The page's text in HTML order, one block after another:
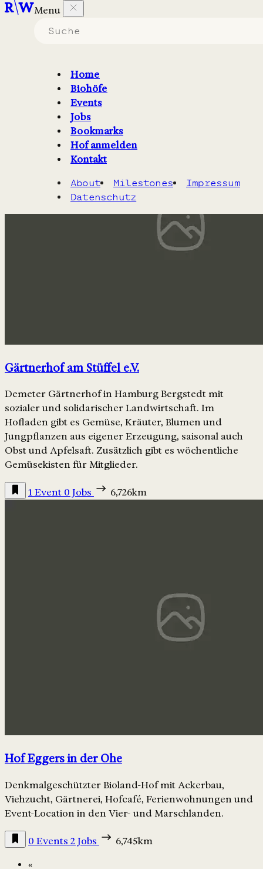
Menu
Home
Biohöfe
Events
Jobs
Bookmarks
Hof anmelden
Kontakt
About Milestones
Impressum
Datenschutz
Biohöfe in Hamburg
Karte
Gärtnerhof am Stüffel e.V.
Demeter Gärtnerhof in Hamburg Bergstedt mit
sozialer und solidarischer Landwirtschaft. Im
Hofladen gibt es Gemüse, Kräuter, Blumen und
Jungpflanzen aus eigener Erzeugung, saisonal auch
Obst und Apfelsaft. Zusätzlich gibt es wöchentliche
Gemüsekisten für Mitglieder.
1 Event 0 Jobs 6,726km
Hof Eggers in der Ohe
Denkmalgeschützter Bioland-Hof mit Ackerbau,
Viehzucht, Gärtnerei, Hofcafé, Ferienwohnungen und
Event-Location in den Vier- und Marschlanden.
0 Events 2 Jobs 6,745km
«